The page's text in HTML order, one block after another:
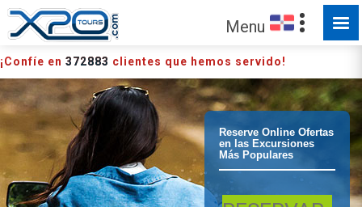
Punta Cana -
Menu
¡Confíe en 372883 clientes que hemos servido!
Reserve Online Ofertas
en las Excursiones
Más Populares